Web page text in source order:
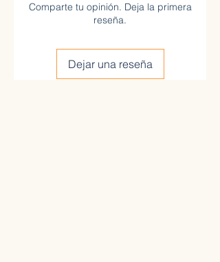
Comparte tu opinión. Deja la primera
reseña.
Dejar una reseña